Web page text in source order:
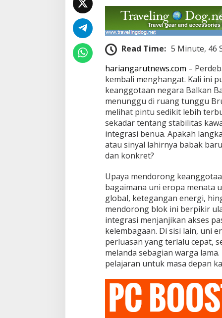
n
g
g
o
a
n
Read Time: 5 Minute, 46
hariangarutnews.com –
kembali menghangat. Kali ini
keanggotaan negara Balkan
menunggu di ruang tunggu
melihat pintu sedikit lebih
sekadar tentang stabilitas
integrasi benua. Apakah
atau sinyal lahirnya babak
dan konkret?
Upaya mendorong
bagaimana uni eropa menata
global, ketegangan energi,
mendorong blok ini berpikir
integrasi menjanjikan akses
kelembagaan. Di sisi lain, uni
perluasan yang terlalu cepat,
melanda sebagian warga
pelajaran untuk masa depan